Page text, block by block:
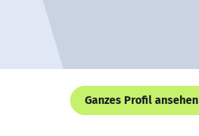
Ganzes Profil ansehen